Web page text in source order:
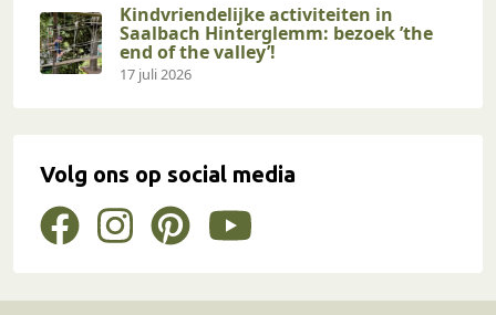
Kindvriendelijke activiteiten in
Saalbach Hinterglemm: bezoek ’the
end of the valley’!
17 juli 2026
Volg ons op social media